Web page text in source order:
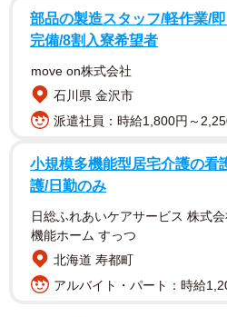
お外にいた頃…普段はコンビニのゴミを
部品の製造スタッフ/軽作業/
完備/8割入寮希望者
move on株式会社
石川県 金沢市
派遣社員：時給1,800円～
小規模多機能型居宅介護の看
護/日勤のみ
日総ふれあいケアサービス 株式
機能ホーム すっつ
北海道 寿都町
アルバイト・パート：時給